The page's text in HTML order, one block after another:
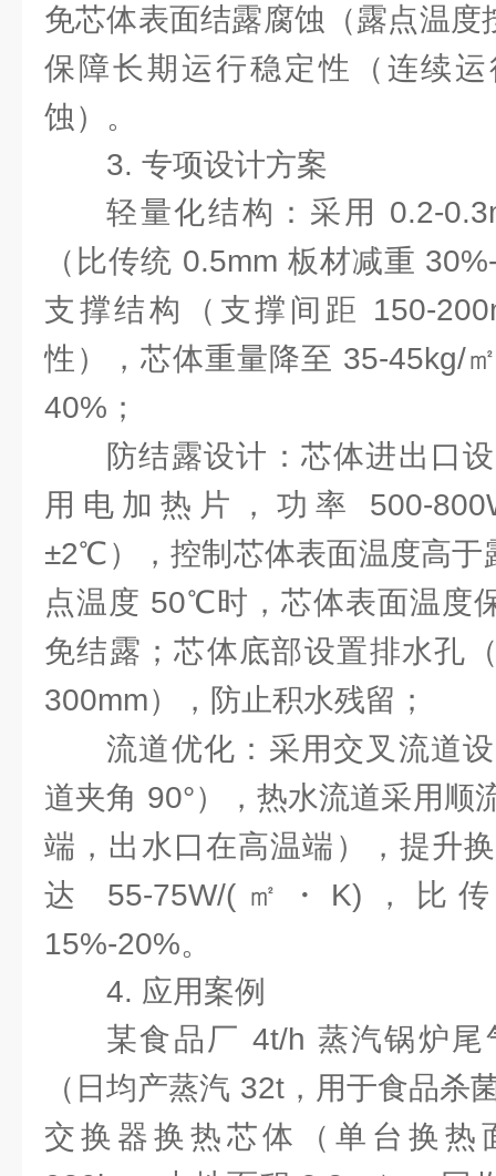
免芯体表面结露腐蚀（露点温
保障长期运行稳定性（连续
蚀）。
3. 专项设计方案
轻量化结构：采用 0.2-
（比传统 0.5mm 板材减重
支撑结构（支撑间距 150-
性），芯体重量降至 35-45kg/
40%；
防结露设计：芯体进出口
用电加热片，功率 500-
±2℃），控制芯体表面温度高
点温度 50℃时，芯体表面温
免结露；芯体底部设置排水孔
300mm），防止积水残留；
流道优化：采用交叉流道
道夹角 90°），热水流道采用顺
端，出水口在高温端），提升
达 55-75W/(㎡・K)，比
15%-20%。
4. 应用案例
某食品厂 4t/h 蒸汽锅炉
（日均产蒸汽 32t，用于食品杀
交换器换热芯体（单台换热